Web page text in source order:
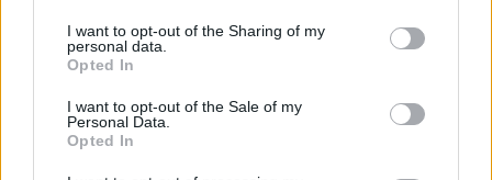
I want to opt-out of the Sharing of my
personal data.
Opted In
I want to opt-out of the Sale of my
Personal Data.
Opted In
Co nepropásnout na Ekolistu – říjen 2010
1.11.2010
Milé čtenářky a milí čtenáři,
představení článků, které by Vám neměly uniknout. Z říjnové várky
chci nejdřív upozornit na dva texty pro trpělivější čtenáře.